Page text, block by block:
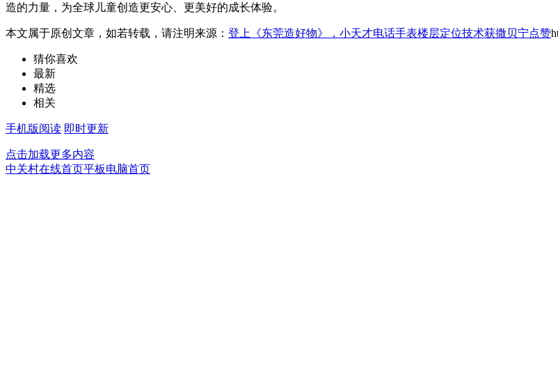
造的力量，为全球儿童创造更安心、更美好的成长体验。
本文属于原创文章，如若转载，请注明来源： 登上《东莞造好物》，小天才电话手表楼层定位技术获撒贝宁点赞
猜你喜欢
最新
精选
相关
手机版阅读 即时更新
点击加载更多内容
中关村在线首页平板电脑首页